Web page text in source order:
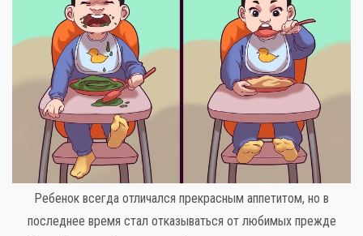
Ребенок всегда отличался прекрасным аппетитом, но в
последнее время стал отказываться от любимых прежде